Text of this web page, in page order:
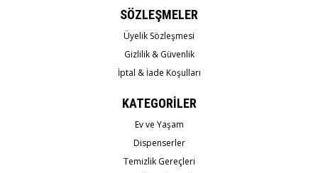
SÖZLEŞMELER
Üyelik Sözleşmesi
Gizlilik & Güvenlik
İptal & İade Koşulları
KATEGORİLER
Ev ve Yaşam
Dispenserler
Temizlik Gereçleri